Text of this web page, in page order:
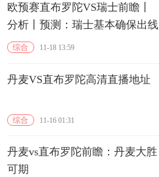
欧预赛直布罗陀VS瑞士前瞻丨
分析丨预测：瑞士基本确保出线
综合 11-18 13:59
丹麦VS直布罗陀高清直播地址
综合 11-16 01:31
丹麦vs直布罗陀前瞻：丹麦大胜
可期